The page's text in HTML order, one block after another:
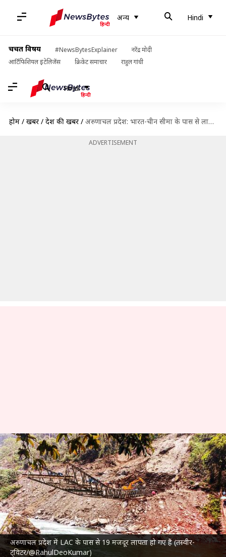
अन्य Hindi
चर्चित विषय #NewsBytesExplainer
नरेंद्र मोदी
आर्टिफिशियल इंटेलिजेंस
क्रिकेट समाचार राहुल गांधी
Hindi
होम / खबरें / देश की खबरें / अरुणाचल प्रदेश: भारत-चीन सीमा के पास से लापता हुए 19 मजदूर, सर्च अभियान जारी
ADVERTISEMENT
अरुणाचल प्रदेश में LAC के पास से 19 मजदूर लापता हो गए हैं (तस्वीर-
ट्विटर/@RahulDeoKumar)
अरुणाचल प्रदेश: भारत-चीन सीमा के
पास से लापता हुए 19 मजदूर, सर्च
अभियान जारी
लेखन मुकुल तोमर Jul 19, 2022 01:03 pm
क्या है खबर?
अरुणाचल प्रदेश में चीन से लगती वास्तविक नियंत्रण रेखा